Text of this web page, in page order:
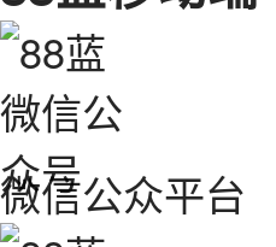
微信公众平台